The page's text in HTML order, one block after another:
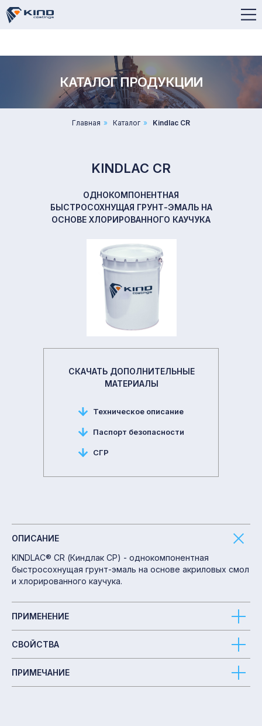
КАТАЛОГ ПРОДУКЦИИ
Главная » Каталог » Kindlac CR
KINDLAC CR
ОДНОКОМПОНЕНТНАЯ
БЫСТРОСОХНУЩАЯ ГРУНТ-ЭМАЛЬ НА
ОСНОВЕ ХЛОРИРОВАННОГО КАУЧУКА
СКАЧАТЬ ДОПОЛНИТЕЛЬНЫЕ
МАТЕРИАЛЫ
Техническое описание
Паспорт безопасности
СГР
ОПИСАНИЕ
KINDLAC® CR (Киндлак СР) - однокомпонентная
быстросохнущая грунт-эмаль на основе акриловых смол
и хлорированного каучука.
ПРИМЕНЕНИЕ
СВОЙСТВА
ПРИМЕЧАНИЕ